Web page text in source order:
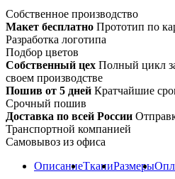
Собственное производство
Макет бесплатно Прототип по
Разработка логотипа
Подбор цветов
Собственный цех Полный цикл
своем производстве
Пошив от 5 дней Кратчайшие
Срочный пошив
Доставка по всей России
Транспортной компанией
Самовывоз из офиса
ОписаниеТканиРазмеры